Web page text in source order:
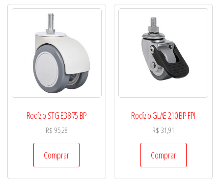
Rodízio STG E38 75 BP
R$ 95,28
Comprar
Rodízio GLAE 210 BP FPI
R$ 31,91
Comprar